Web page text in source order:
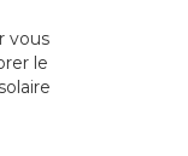
vous
le